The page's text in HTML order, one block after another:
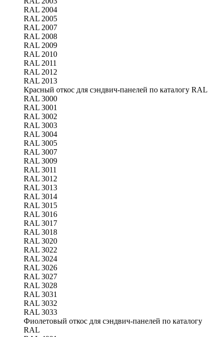
RAL 2004
RAL 2005
RAL 2007
RAL 2008
RAL 2009
RAL 2010
RAL 2011
RAL 2012
RAL 2013
Красный откос для сэндвич-панелей по каталогу RAL
RAL 3000
RAL 3001
RAL 3002
RAL 3003
RAL 3004
RAL 3005
RAL 3007
RAL 3009
RAL 3011
RAL 3012
RAL 3013
RAL 3014
RAL 3015
RAL 3016
RAL 3017
RAL 3018
RAL 3020
RAL 3022
RAL 3024
RAL 3026
RAL 3027
RAL 3028
RAL 3031
RAL 3032
RAL 3033
Фиолетовый откос для сэндвич-панелей по каталогу
RAL